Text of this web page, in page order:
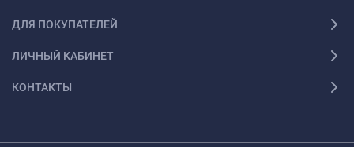
ДЛЯ ПОКУПАТЕЛЕЙ
ЛИЧНЫЙ КАБИНЕТ
КОНТАКТЫ